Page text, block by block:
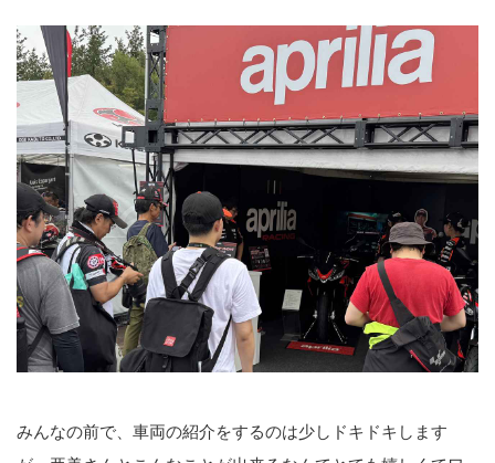
みんなの前で、車両の紹介をするのは少しドキドキします